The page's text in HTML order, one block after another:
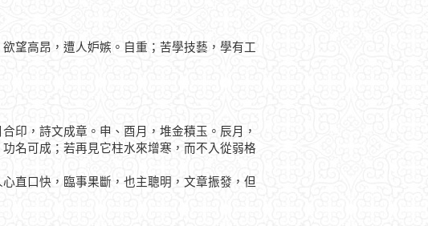
望高昂，遭人妒嫉。自重；苦學技藝，學有工
，詩文成章。申、酉月，堆金積玉。辰月，
名可成；若再見它柱水來增寒，而不入從弱格
口快，臨事果斷，也主聰明，文章振發，但